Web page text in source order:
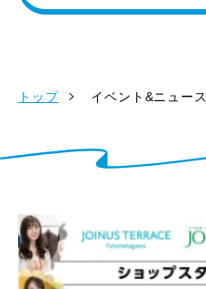
トップ イベント&ニュース